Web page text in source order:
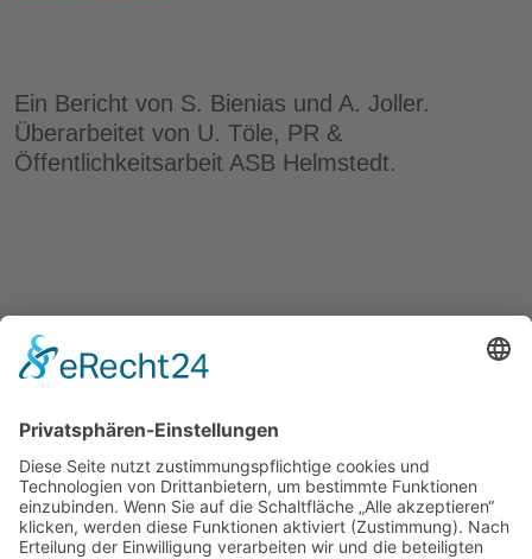
Ein Bericht von S. Bienias und A. Joller.
Überarbeitet von U. Töle, PR &
Öffentlichkeitsarbeit ASB Helmstedt.